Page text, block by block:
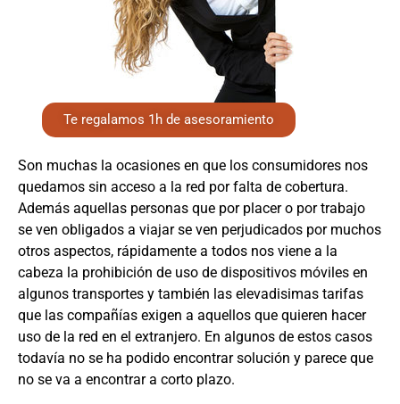
Te regalamos 1h de asesoramiento
Son muchas la ocasiones en que los consumidores nos
quedamos sin acceso a la red por falta de cobertura.
Además aquellas personas que por placer o por trabajo
se ven obligados a viajar se ven perjudicados por muchos
otros aspectos, rápidamente a todos nos viene a la
cabeza la prohibición de uso de dispositivos móviles en
algunos transportes y también las elevadisimas tarifas
que las compañías exigen a aquellos que quieren hacer
uso de la red en el extranjero. En algunos de estos casos
todavía no se ha podido encontrar solución y parece que
no se va a encontrar a corto plazo.